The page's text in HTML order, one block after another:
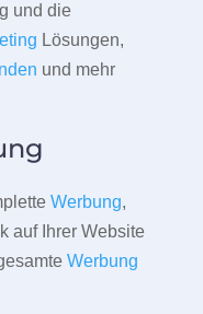
und die
Lösungen,
und mehr
Werbung,
auf Ihrer Website
Werbung